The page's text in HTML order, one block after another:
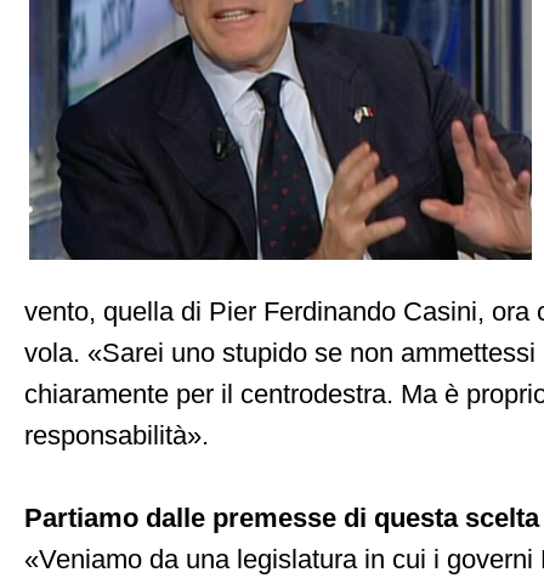
vento, quella di Pier Ferdinando Casini, ora
vola. «Sarei uno stupido se non ammettessi
chiaramente per il centrodestra. Ma è
responsabilità».
Partiamo dalle premesse di questa
«Veniamo da una legislatura in cui i governi